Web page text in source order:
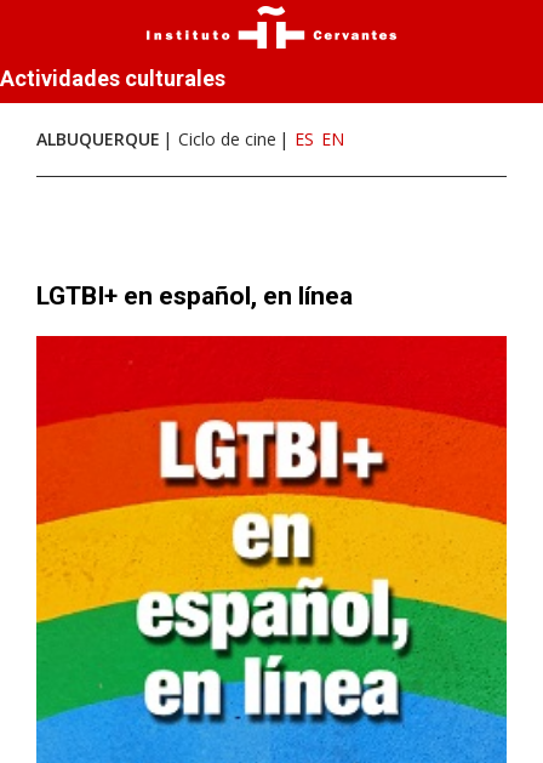
Actividades culturales
ALBUQUERQUE Ciclo de cine ES EN
LGTBI+ en español, en línea